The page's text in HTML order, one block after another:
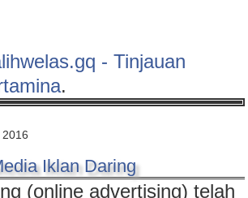
- Tinjauan
.
Iklan Daring
(online advertising) telah